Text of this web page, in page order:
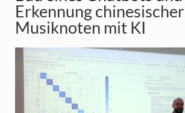
Erkennung chinesischer
Musiknoten mit KI